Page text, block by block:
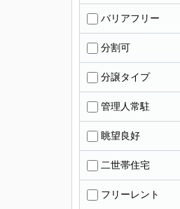
バリアフリー
分割可
分譲タイプ
管理人常駐
眺望良好
二世帯住宅
フリーレント